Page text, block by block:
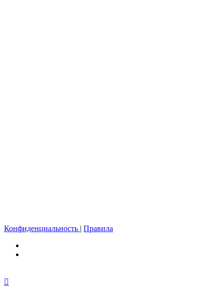
Конфиденциальность | Правила